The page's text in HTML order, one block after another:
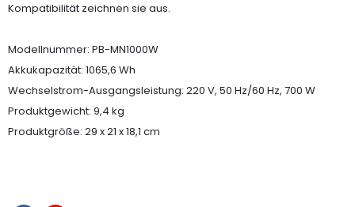
Kompatibilität zeichnen sie aus.
Modellnummer: PB-MN1000W
Akkukapazität: 1065,6 Wh
Wechselstrom-Ausgangsleistung: 220 V, 50 Hz/60 Hz, 700 W
Produktgewicht: 9,4 kg
Produktgröße: 29 x 21 x 18,1 cm